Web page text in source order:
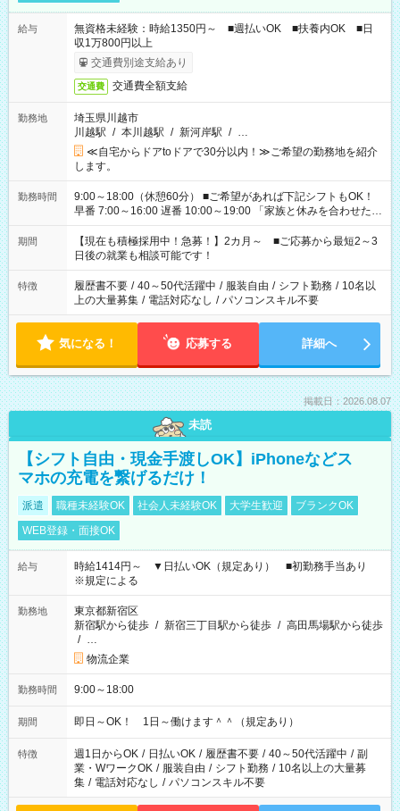
給与
無資格未経験：時給1350円～ ■週払いOK ■扶養内OK ■日
収1万800円以上
交通費別途支給あり
交通費 交通費全額支給
勤務地
埼玉県川越市
川越駅 / 本川越駅 / 新河岸駅 / …
≪自宅からドアtoドアで30分以内！≫ご希望の勤務地を紹介
します。
勤務時間
9:00～18:00（休憩60分） ■ご希望があれば下記シフトもOK！
早番 7:00～16:00 遅番 10:00～19:00 「家族と休みを合わせた
い」 「余裕を持って夕飯の準備がしたい」 「できれば残業はし
たくない」 など、ご希望を教えてくださいね。 ※Wワーク希望
の方へ 今ご覧のお仕事で希望する勤務時間と、もう1つのお仕事
の勤務時間。 合計で週40時間を超える場合は応募できません。
期間
【現在も積極採用中！急募！】2カ月～ ■ご応募から最短2～3
日後の就業も相談可能です！
特徴 履歴書不要 / 40～50代活躍中 / 服装自由 / シフト勤務 / 10名以
上の大量募集 / 電話対応なし / パソコンスキル不要
気になる！ 応募する 詳細へ
掲載日：2026.08.07
未読
【シフト自由・現金手渡しOK】iPhoneなどス
マホの充電を繋げるだけ！
派遣 職種未経験OK 社会人未経験OK 大学生歓迎
ブランクOK
WEB登録・面接OK
給与
時給1414円～ ▼日払いOK（規定あり） ■初勤務手当あり
※規定による
勤務地
東京都新宿区
新宿駅から徒歩 / 新宿三丁目駅から徒歩 / 高田馬場駅から徒歩
/ …
物流企業
勤務時間 9:00～18:00
期間 即日～OK！ 1日～働けます＾＾（規定あり）
特徴 週1日からOK / 日払いOK / 履歴書不要 / 40～50代活躍中 / 副
業・WワークOK / 服装自由 / シフト勤務 / 10名以上の大量募
集 / 電話対応なし / パソコンスキル不要